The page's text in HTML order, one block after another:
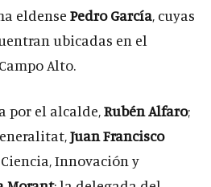
eldense Pedro García, cuyas
ubicadas en el
Alto.
por el alcalde,Rubén Alfaro;
Juan Francisco
Innovación y